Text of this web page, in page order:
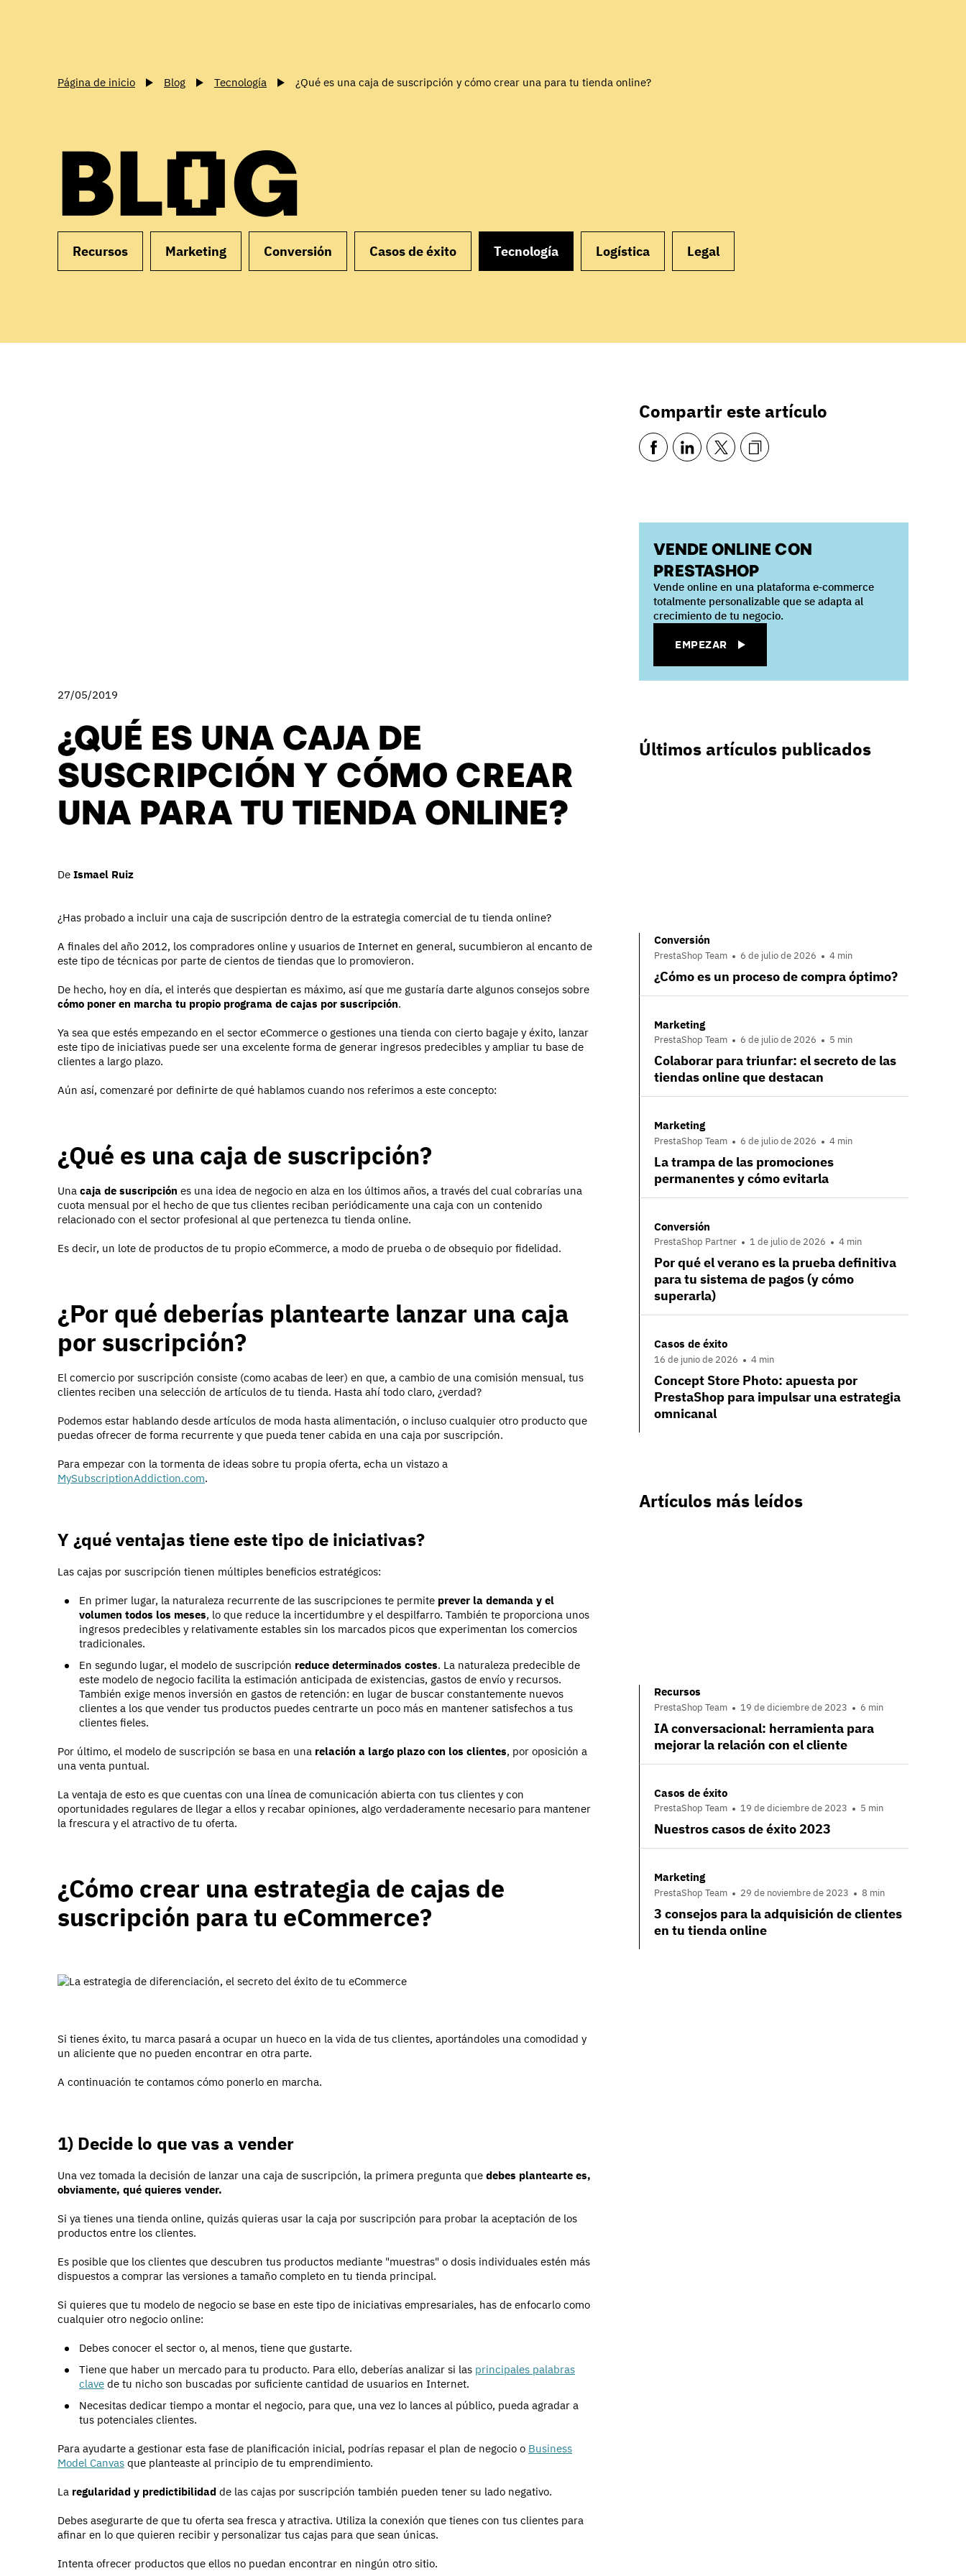
Página de inicio Blog Tecnología ¿Qué es una caja de suscripción y cómo crear una para tu tienda online?
BLOG
Recursos Marketing Conversión Casos de éxito Tecnología Logística Legal
27/05/2019
¿QUÉ ES UNA CAJA DE
SUSCRIPCIÓN Y CÓMO CREAR
UNA PARA TU TIENDA ONLINE?
De Ismael Ruiz
¿Has probado a incluir una caja de suscripción dentro de la estrategia comercial de tu tienda online?
A finales del año 2012, los compradores online y usuarios de Internet en general, sucumbieron al encanto de
este tipo de técnicas por parte de cientos de tiendas que lo promovieron.
De hecho, hoy en día, el interés que despiertan es máximo, así que me gustaría darte algunos consejos sobre
cómo poner en marcha tu propio programa de cajas por suscripción.
Ya sea que estés empezando en el sector eCommerce o gestiones una tienda con cierto bagaje y éxito, lanzar
este tipo de iniciativas puede ser una excelente forma de generar ingresos predecibles y ampliar tu base de
clientes a largo plazo.
Aún así, comenzaré por definirte de qué hablamos cuando nos referimos a este concepto:
¿Qué es una caja de suscripción?
Una caja de suscripción es una idea de negocio en alza en los últimos años, a través del cual cobrarías una
cuota mensual por el hecho de que tus clientes reciban periódicamente una caja con un contenido
relacionado con el sector profesional al que pertenezca tu tienda online.
Es decir, un lote de productos de tu propio eCommerce, a modo de prueba o de obsequio por fidelidad.
¿Por qué deberías plantearte lanzar una caja
por suscripción?
El comercio por suscripción consiste (como acabas de leer) en que, a cambio de una comisión mensual, tus
clientes reciben una selección de artículos de tu tienda. Hasta ahí todo claro, ¿verdad?
Podemos estar hablando desde artículos de moda hasta alimentación, o incluso cualquier otro producto que
puedas ofrecer de forma recurrente y que pueda tener cabida en una caja por suscripción.
Para empezar con la tormenta de ideas sobre tu propia oferta, echa un vistazo a
MySubscriptionAddiction.com.
Y ¿qué ventajas tiene este tipo de iniciativas?
Las cajas por suscripción tienen múltiples beneficios estratégicos:
En primer lugar, la naturaleza recurrente de las suscripciones te permite prever la demanda y el
volumen todos los meses, lo que reduce la incertidumbre y el despilfarro. También te proporciona unos
ingresos predecibles y relativamente estables sin los marcados picos que experimentan los comercios
tradicionales.
En segundo lugar, el modelo de suscripción reduce determinados costes. La naturaleza predecible de
este modelo de negocio facilita la estimación anticipada de existencias, gastos de envío y recursos.
También exige menos inversión en gastos de retención: en lugar de buscar constantemente nuevos
clientes a los que vender tus productos puedes centrarte un poco más en mantener satisfechos a tus
clientes fieles.
Por último, el modelo de suscripción se basa en una relación a largo plazo con los clientes, por oposición a
una venta puntual.
La ventaja de esto es que cuentas con una línea de comunicación abierta con tus clientes y con
oportunidades regulares de llegar a ellos y recabar opiniones, algo verdaderamente necesario para mantener
la frescura y el atractivo de tu oferta.
¿Cómo crear una estrategia de cajas de
suscripción para tu eCommerce?
Si tienes éxito, tu marca pasará a ocupar un hueco en la vida de tus clientes, aportándoles una comodidad y
un aliciente que no pueden encontrar en otra parte.
A continuación te contamos cómo ponerlo en marcha.
1) Decide lo que vas a vender
Una vez tomada la decisión de lanzar una caja de suscripción, la primera pregunta que debes plantearte es,
obviamente, qué quieres vender.
Si ya tienes una tienda online, quizás quieras usar la caja por suscripción para probar la aceptación de los
productos entre los clientes.
Es posible que los clientes que descubren tus productos mediante "muestras" o dosis individuales estén más
dispuestos a comprar las versiones a tamaño completo en tu tienda principal.
Si quieres que tu modelo de negocio se base en este tipo de iniciativas empresariales, has de enfocarlo como
cualquier otro negocio online:
Debes conocer el sector o, al menos, tiene que gustarte.
Tiene que haber un mercado para tu producto. Para ello, deberías analizar si las principales palabras
clave de tu nicho son buscadas por suficiente cantidad de usuarios en Internet.
Necesitas dedicar tiempo a montar el negocio, para que, una vez lo lances al público, pueda agradar a
tus potenciales clientes.
Para ayudarte a gestionar esta fase de planificación inicial, podrías repasar el plan de negocio o Business
Model Canvas que planteaste al principio de tu emprendimiento.
La regularidad y predictibilidad de las cajas por suscripción también pueden tener su lado negativo.
Debes asegurarte de que tu oferta sea fresca y atractiva. Utiliza la conexión que tienes con tus clientes para
afinar en lo que quieren recibir y personalizar tus cajas para que sean únicas.
Intenta ofrecer productos que ellos no puedan encontrar en ningún otro sitio.
Compartir este artículo
VENDE ONLINE CON
PRESTASHOP
Vende online en una plataforma e‑commerce
totalmente personalizable que se adapta al
crecimiento de tu negocio.
EMPEZAR
Últimos artículos publicados
Conversión
PrestaShop Team 6 de julio de 2026 4 min
¿Cómo es un proceso de compra óptimo?
Marketing
PrestaShop Team 6 de julio de 2026 5 min
Colaborar para triunfar: el secreto de las
tiendas online que destacan
Marketing
PrestaShop Team 6 de julio de 2026 4 min
La trampa de las promociones
permanentes y cómo evitarla
Conversión
PrestaShop Partner 1 de julio de 2026 4 min
Por qué el verano es la prueba definitiva
para tu sistema de pagos (y cómo
superarla)
Casos de éxito
16 de junio de 2026 4 min
Concept Store Photo: apuesta por
PrestaShop para impulsar una estrategia
omnicanal
Artículos más leídos
Recursos
PrestaShop Team 19 de diciembre de 2023 6 min
IA conversacional: herramienta para
mejorar la relación con el cliente
Casos de éxito
PrestaShop Team 19 de diciembre de 2023 5 min
Nuestros casos de éxito 2023
Marketing
PrestaShop Team 29 de noviembre de 2023 8 min
3 consejos para la adquisición de clientes
en tu tienda online